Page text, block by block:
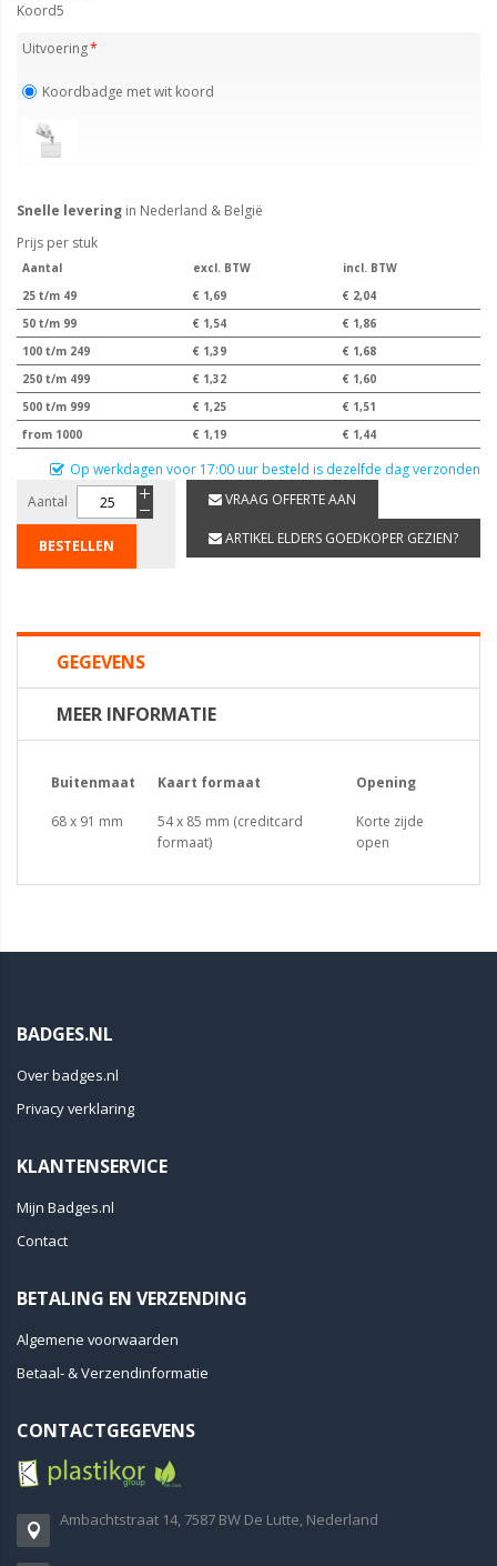
Koord5
Uitvoering
Koordbadge met wit koord
Snelle levering in Nederland & België
Prijs per stuk
Aantal excl. BTW
incl. BTW
25 t/m 49
€ 1,69
€ 2,04
50 t/m 99
€ 1,54
€ 1,86
100 t/m 249
€ 1,39
€ 1,68
250 t/m 499
€ 1,32
€ 1,60
500 t/m 999
€ 1,25
€ 1,51
from 1000
€ 1,19 € 1,44
Op werkdagen voor 17:00 uur besteld is dezelfde dag verzonden
Aantal
BESTELLEN
VRAAG OFFERTE AAN
ARTIKEL ELDERS GOEDKOPER GEZIEN?
GEGEVENS
MEER INFORMATIE
Buitenmaat Kaart formaat Opening
68 x 91 mm
54 x 85 mm (creditcard
formaat)
Korte zijde
open
BADGES.NL
Over badges.nl
Privacy verklaring
KLANTENSERVICE
Mijn Badges.nl
Contact
BETALING EN VERZENDING
Algemene voorwaarden
Betaal- & Verzendinformatie
CONTACTGEGEVENS
Ambachtstraat 14, 7587 BW De Lutte, Nederland